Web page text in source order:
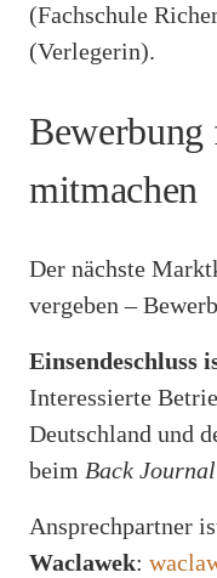
(Fachschule
(Verlegerin).
Bewerbung
mitmachen
Der nächste
vergeben –
Einsendeschluss
Interessierte
Deutschland und
beim Back Journal
Ansprechpartner
Waclawek: